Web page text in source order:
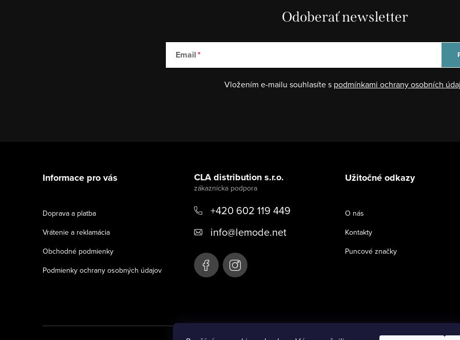
Odoberať newsletter
Email
Vložením e-mailu souhlasíte s podmínkami ochrany osobních
Informace pro vás
Doprava a platba
Vrátenie a reklamácia
Obchodné podmienky
Podmienky ochrany osobných údajov
CLA distribution s.r.o.
+420 602 119 449
info@lemode.net
Užitočné odkazy
O nás
Kontakty
Puncové značky